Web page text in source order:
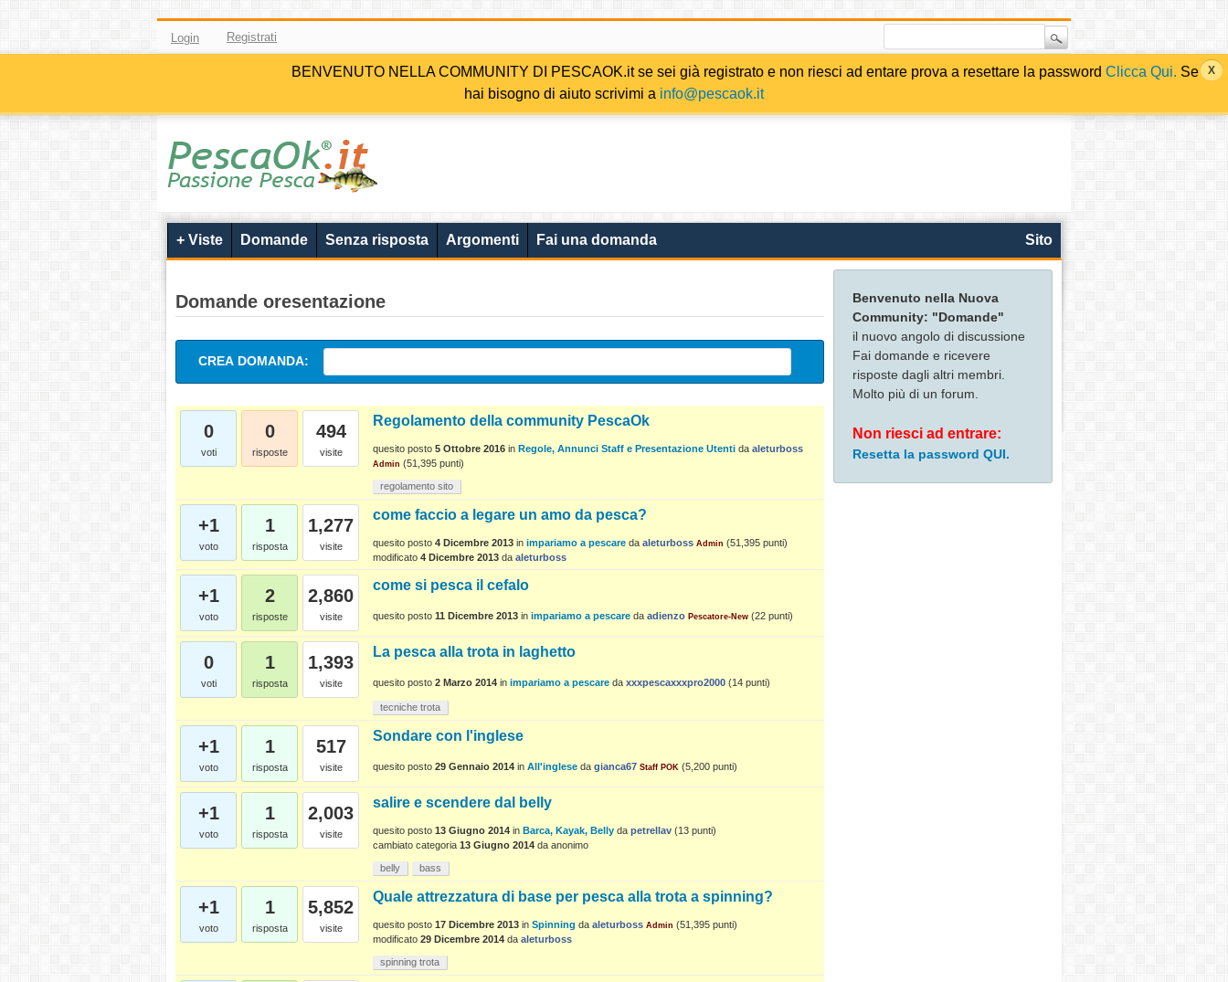
Login Registrati
BENVENUTO NELLA COMMUNITY DI PESCAOK.it se sei già registrato e non riesci ad entare prova a resettare la password Clicca Qui. Se
hai bisogno di aiuto scrivimi a info@pescaok.it
+ Viste Domande Senza risposta Argomenti Fai una domanda Sito
Benvenuto nella Nuova
Community: "Domande"
il nuovo angolo di discussione
Fai domande e ricevere
risposte dagli altri membri.
Molto più di un forum.
Non riesci ad entrare:
Resetta la password QUI.
Domande oresentazione
CREA DOMANDA:
0
voti
0
risposte
494
visite
Regolamento della community PescaOk
quesito posto 5 Ottobre 2016 in Regole, Annunci Staff e Presentazione Utenti da aleturboss
Admin (51,395 punti)
regolamento sito
+1
voto
1
risposta
1,277
visite
come faccio a legare un amo da pesca?
quesito posto 4 Dicembre 2013 in impariamo a pescare da aleturboss Admin (51,395 punti)
modificato 4 Dicembre 2013 da aleturboss
+1
voto
2
risposte
2,860
visite
come si pesca il cefalo
quesito posto 11 Dicembre 2013 in impariamo a pescare da adienzo Pescatore-New (22 punti)
0
voti
1
risposta
1,393
visite
La pesca alla trota in laghetto
quesito posto 2 Marzo 2014 in impariamo a pescare da xxxpescaxxxpro2000 (14 punti)
tecniche trota
+1
voto
1
risposta
517
visite
Sondare con l'inglese
quesito posto 29 Gennaio 2014 in All'inglese da gianca67 Staff POK (5,200 punti)
+1
voto
1
risposta
2,003
visite
salire e scendere dal belly
quesito posto 13 Giugno 2014 in Barca, Kayak, Belly da petrellav (13 punti)
cambiato categoria 13 Giugno 2014 da anonimo
belly bass
+1
voto
1
risposta
5,852
visite
Quale attrezzatura di base per pesca alla trota a spinning?
quesito posto 17 Dicembre 2013 in Spinning da aleturboss Admin (51,395 punti)
modificato 29 Dicembre 2014 da aleturboss
spinning trota